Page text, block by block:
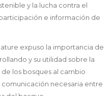
y la lucha contra el
e información de
expuso la importancia de
y su utilidad sobre la
los bosques al cambio
necesaria entre